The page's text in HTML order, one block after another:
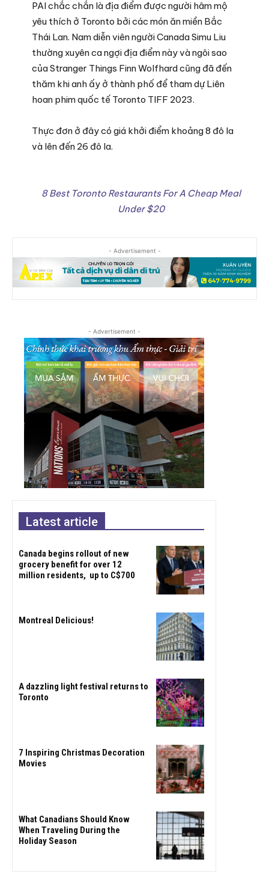
PAI chắc chắn là địa điểm được người hâm mộ
yêu thích ở Toronto bởi các món ăn miền Bắc
Thái Lan. Nam diễn viên người Canada Simu Liu
thường xuyên ca ngợi địa điểm này và ngôi sao
của Stranger Things Finn Wolfhard cũng đã đến
thăm khi anh ấy ở thành phố để tham dự Liên
hoan phim quốc tế Toronto TIFF 2023.
Thực đơn ở đây có giá khởi điểm khoảng 8 đô la
và lên đến 26 đô la.
8 Best Toronto Restaurants For A Cheap Meal
Under $20
- Advertisement -
- Advertisement -
Latest article
Canada begins rollout of new
grocery benefit for over 12
million residents, up to C$700
Montreal Delicious!
A dazzling light festival returns to
Toronto
7 Inspiring Christmas Decoration
Movies
What Canadians Should Know
When Traveling During the
Holiday Season